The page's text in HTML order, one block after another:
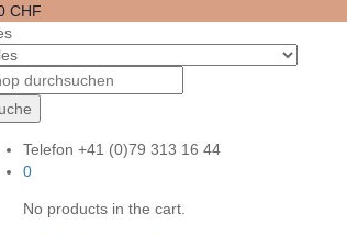
CHF
Telefon +41 (0)79 313 16 44
0
No products in the cart.